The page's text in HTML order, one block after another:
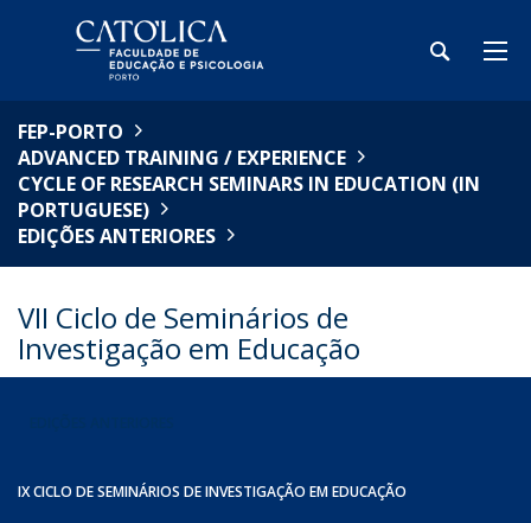
FEP-PORTO
ADVANCED TRAINING / EXPERIENCE
CYCLE OF RESEARCH SEMINARS IN EDUCATION (IN
PORTUGUESE)
EDIÇÕES ANTERIORES
VII Ciclo de Seminários de
Investigação em Educação
IX CICLO DE SEMINÁRIOS DE INVESTIGAÇÃO EM EDUCAÇÃO